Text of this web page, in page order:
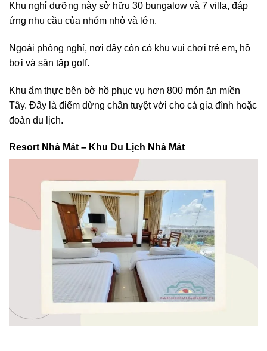
Khu nghỉ dưỡng này sở hữu 30 bungalow và 7 villa, đáp
ứng nhu cầu của nhóm nhỏ và lớn.
Ngoài phòng nghỉ, nơi đây còn có khu vui chơi trẻ em, hồ
bơi và sân tập golf.
Khu ẩm thực bên bờ hồ phục vụ hơn 800 món ăn miền
Tây. Đây là điểm dừng chân tuyệt vời cho cả gia đình hoặc
đoàn du lịch.
Resort Nhà Mát – Khu Du Lịch Nhà Mát